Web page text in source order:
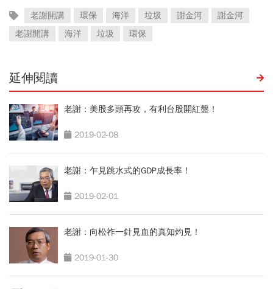
老謝開講 環保 海洋 垃圾 謝金河
謝金河
老謝開講
海洋 垃圾 環保
延伸閱讀
老謝：美股多頭再攻，有利台股開紅盤！
2019-02-08
老謝：乍見跳水式的GDP成長率！
2019-02-01
老謝：向松祚一針見血的真知灼見！
2019-01-30